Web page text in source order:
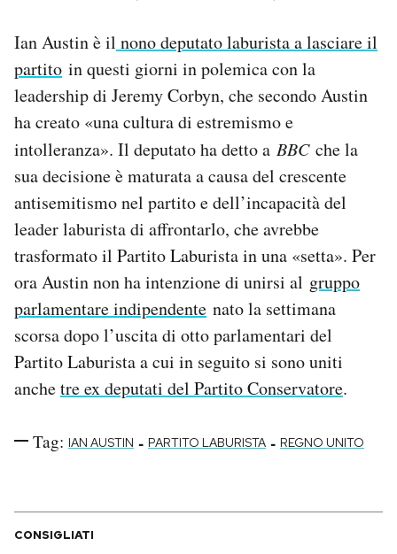
CALENDARIO
Area Personale
Newsletter
Hai bisogno di aiuto?
Esci
Ian Austin è il nono deputato laburista a lasciare il
partito in questi giorni in polemica con la
leadership di Jeremy Corbyn, che secondo Austin
ha creato «una cultura di estremismo e
intolleranza». Il deputato ha detto a BBC che la
sua decisione è maturata a causa del crescente
antisemitismo nel partito e dell’incapacità del
leader laburista di affrontarlo, che avrebbe
trasformato il Partito Laburista in una «setta». Per
ora Austin non ha intenzione di unirsi al gruppo
parlamentare indipendente nato la settimana
scorsa dopo l’uscita di otto parlamentari del
Partito Laburista a cui in seguito si sono uniti
anchetre ex deputati del Partito Conservatore.
Tag: IAN AUSTIN - PARTITO LABURISTA - REGNO UNITO
CONSIGLIATI